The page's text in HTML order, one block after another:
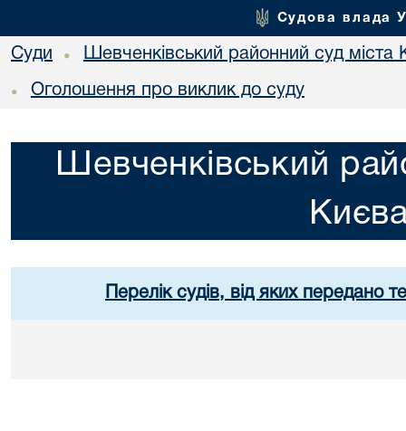
Судова влада
Суди • Шевченківський районний суд міста
• Оголошення про виклик до суду
Шевченківський
Перелік судів, від яких передано